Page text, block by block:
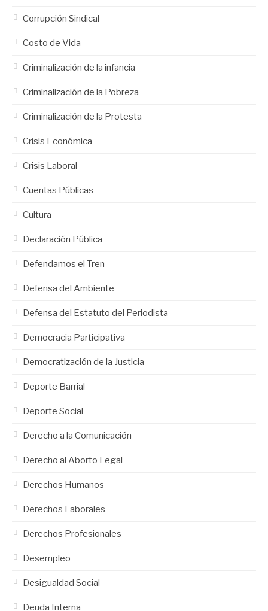
Corrupción Sindical
Costo de Vida
Criminalización de la infancia
Criminalización de la Pobreza
Criminalización de la Protesta
Crisis Económica
Crisis Laboral
Cuentas Públicas
Cultura
Declaración Pública
Defendamos el Tren
Defensa del Ambiente
Defensa del Estatuto del Periodista
Democracia Participativa
Democratización de la Justicia
Deporte Barrial
Deporte Social
Derecho a la Comunicación
Derecho al Aborto Legal
Derechos Humanos
Derechos Laborales
Derechos Profesionales
Desempleo
Desigualdad Social
Deuda Interna